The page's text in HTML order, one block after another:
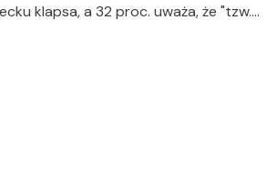
klapsa, a 32 proc. uważa, że "tzw.…